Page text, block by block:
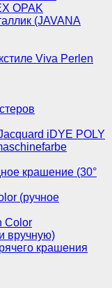
OPAK
(JAVANA
Viva Perlen
iDYE POLY
крашение (30°
(ручное
Color
вручную)
крашения